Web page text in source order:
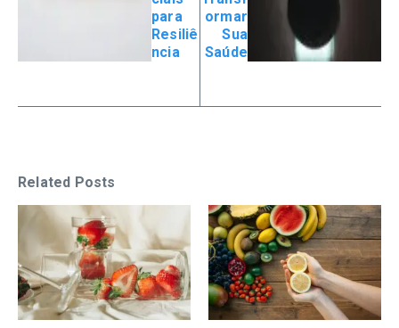
para
Resiliê
ncia
ormar
Sua
Saúde
Related Posts